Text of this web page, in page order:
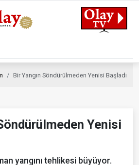
Bir Yangın Söndürülmeden Yenisi Başladı
Yenisi
yangını tehlikesi büyüyor.